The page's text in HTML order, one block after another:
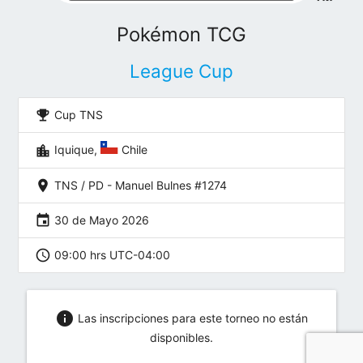
Pokémon TCG
League Cup
emoji_events Cup TNS
location_city Iquique, Chile
location_on TNS / PD - Manuel Bulnes #1274
event 30 de Mayo 2026
schedule 09:00 hrs UTC-04:00
info Las inscripciones para este torneo no están
disponibles.